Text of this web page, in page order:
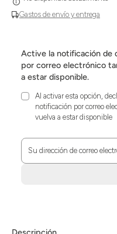
Gastos de envío y entrega
Active la notificación de
por correo electrónico
a estar disponible.
Al activar esta opción,
notificación por correo
vuelva a estar disponible
Su dirección de correo